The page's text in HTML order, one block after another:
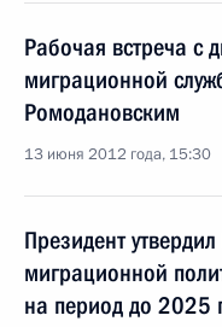
Рабочая встреча с
миграционной
Ромодановским
13 июня 2012 года, 15:30
Президент
миграционной
на период до 2025